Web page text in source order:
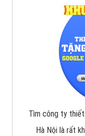
Tìm công ty
Hà Nội là rất